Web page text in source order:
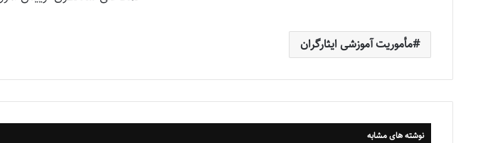
مأموریت آموزشی ایثارگران
نوشته های مشابه